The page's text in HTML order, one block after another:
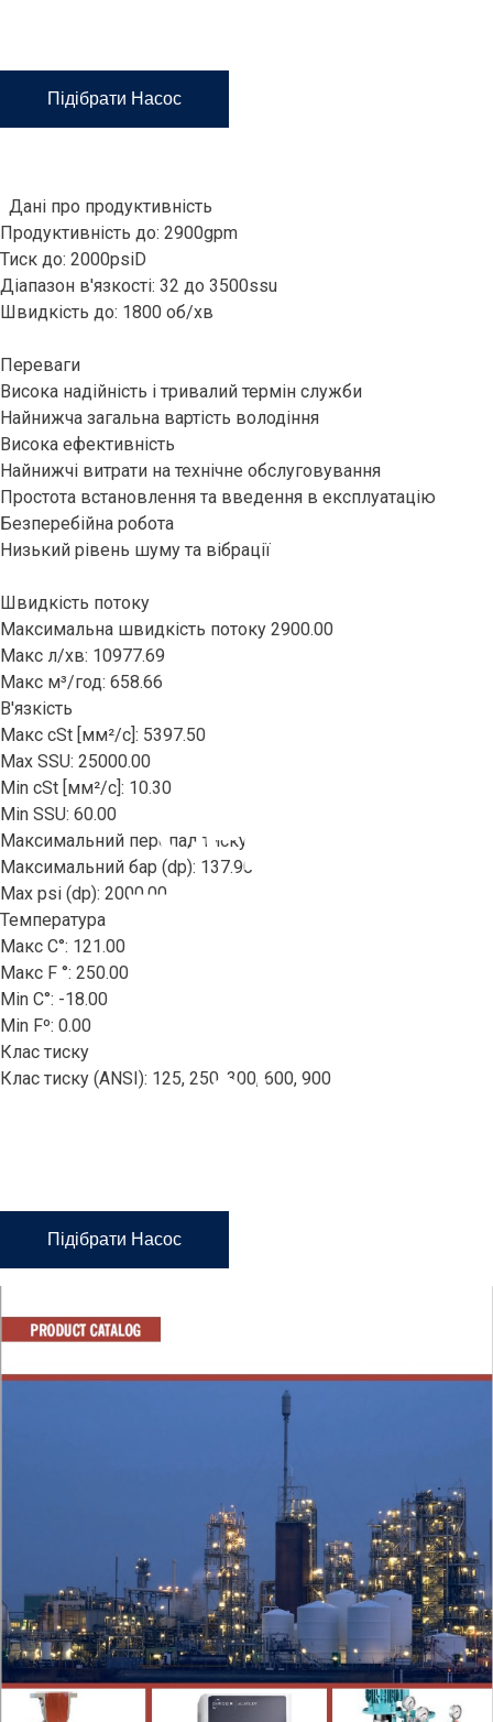
Серія
Підібрати Насос
Дані про продуктивність
Продуктивність до: 2900gpm
Тиск до: 2000psiD
Діапазон в'язкості: 32 до 3500ssu
Швидкість до: 1800 об/хв
Переваги
Висока надійність і тривалий термін служби
Найнижча загальна вартість володіння
Висока ефективність
Найнижчі витрати на технічне обслуговування
Простота встановлення та введення в експлуатацію
Безперебійна робота
Низький рівень шуму та вібрації
Швидкість потоку
Максимальна швидкість потоку 2900.00
Макс л/хв: 10977.69
Макс м³/год: 658.66
В'язкість
Макс cSt [мм²/с]: 5397.50
Max SSU: 25000.00
Min cSt [мм²/с]: 10.30
Min SSU: 60.00
Максимальний перепад тиску
Максимальний бар (dp): 137.90
Max psi (dp): 2000.00
Температура
Макс C°: 121.00
Макс F °: 250.00
Min C°: -18.00
Min Fº: 0.00
Клас тиску
Клас тиску (ANSI): 125, 250, 300, 600, 900
Підібрати Насос